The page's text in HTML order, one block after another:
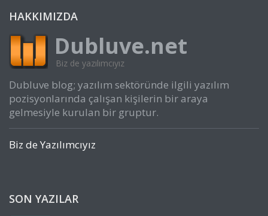
HAKKIMIZDA
Dubluve.net
Biz de yazılımcıyız
Dubluve blog; yazılım sektöründe ilgili yazılım
pozisyonlarında çalışan kişilerin bir araya
gelmesiyle kurulan bir gruptur.
Biz de Yazılımcıyız
SON YAZILAR